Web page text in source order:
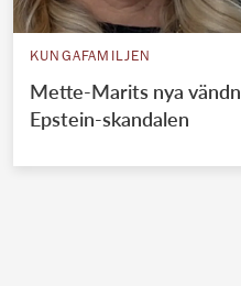
KUNGAFAMILJEN
Mette-Marits nya
Epstein-skandalen